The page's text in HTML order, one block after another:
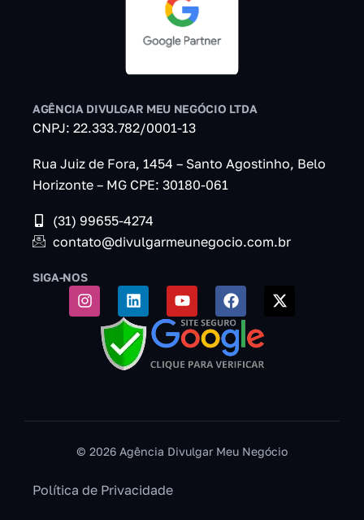
AGÊNCIA DIVULGAR MEU NEGÓCIO LTDA
CNPJ: 22.333.782/0001-13
Rua Juiz de Fora, 1454 – Santo Agostinho, Belo
Horizonte – MG CPE: 30180-061
(31) 99655-4274
contato@divulgarmeunegocio.com.br
SIGA-NOS
© 2026 Agência Divulgar Meu Negócio
Política de Privacidade